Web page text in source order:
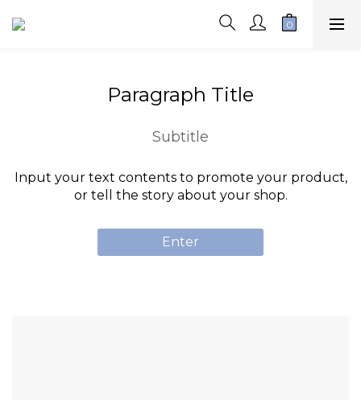
Paragraph Title
Subtitle
Input your text contents to promote your product,
or tell the story about your shop.
Enter